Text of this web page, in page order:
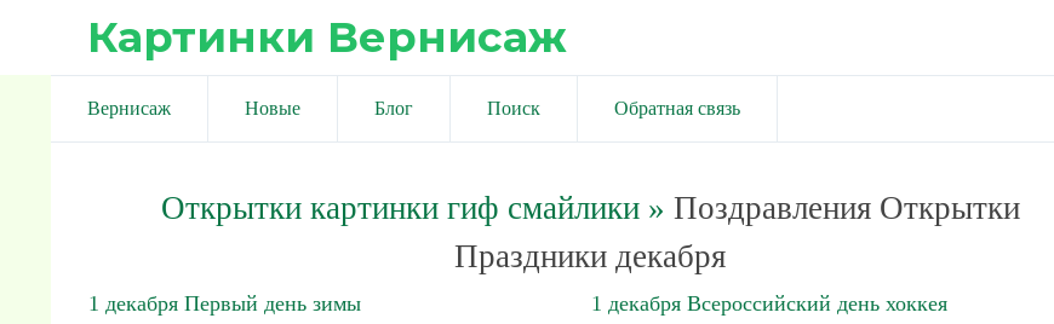
Картинки Вернисаж
Вернисаж Новые Блог Поиск Обратная связь
Открытки картинки гиф смайлики» Поздравления Открытки
Праздники декабря
1 декабря Первый день зимы
1 декабря Всероссийский день хоккея